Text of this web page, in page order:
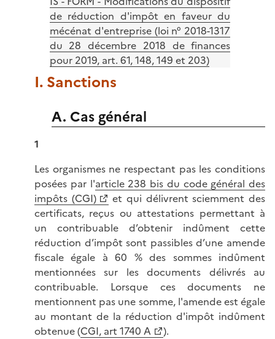
de réduction d'impôt en faveur du
mécénat d'entreprise (loi n° 2018-1317
du 28 décembre 2018 de finances
pour 2019, art. 61, 148, 149 et 203)
I. Sanctions
A. Cas général
1
Les organismes ne respectant pas les conditions
posées par l'article 238 bis du code général des
impôts (CGI)
et qui délivrent sciemment des
certificats, reçus ou attestations permettant à
un contribuable d’obtenir indûment cette
réduction d’impôt sont passibles d’une amende
fiscale égale à 60 % des sommes indûment
mentionnées sur les documents délivrés au
contribuable. Lorsque ces documents ne
mentionnent pas une somme, l'amende est égale
au montant de la réduction d'impôt indûment
obtenue (CGI, art 1740 A ).